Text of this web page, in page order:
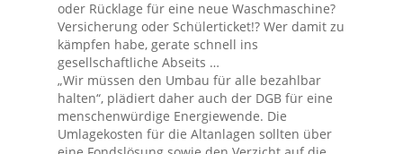
oder Rücklage für eine neue Waschmaschine?
Versicherung oder Schülerticket!? Wer damit zu
kämpfen habe, gerate schnell ins
gesellschaftliche Abseits …
„Wir müssen den Umbau für alle bezahlbar
halten“, plädiert daher auch der DGB für eine
menschenwürdige Energiewende. Die
Umlagekosten für die Altanlagen sollten über